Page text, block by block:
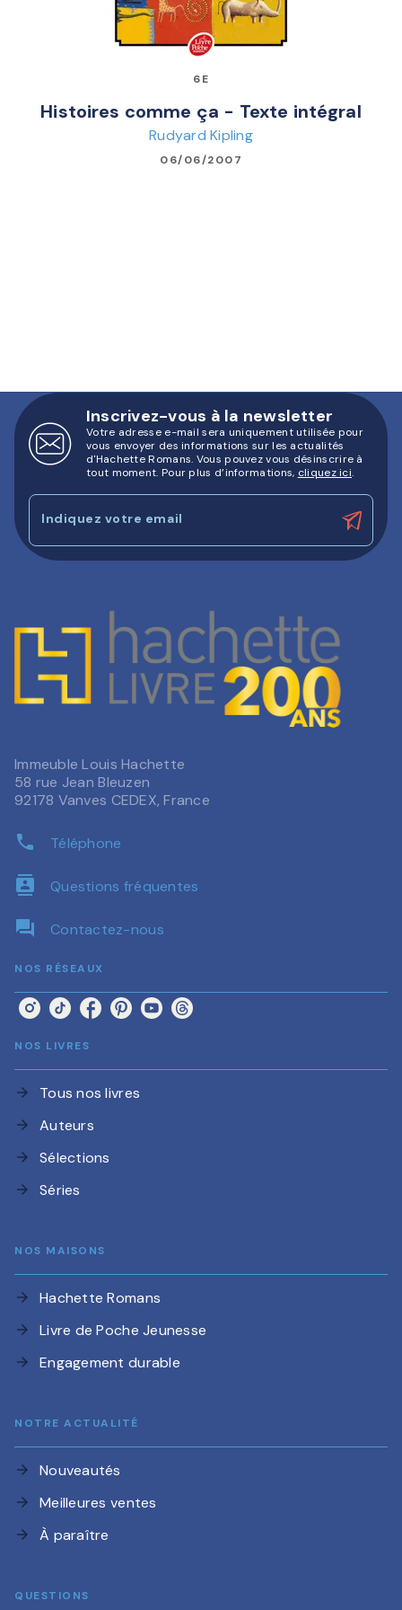
6E
Histoires comme ça - Texte intégral
Rudyard Kipling
06/06/2007
Inscrivez-vous à la newsletter
Votre adresse e-mail sera uniquement utilisée pour
vous envoyer des informations sur les actualités
d'Hachette Romans. Vous pouvez vous désinscrire à
tout moment. Pour plus d’informations, cliquez ici.
Indiquez votre email
Immeuble Louis Hachette
58 rue Jean Bleuzen
92178 Vanves CEDEX, France
phone Téléphone
contacts Questions fréquentes
question_answer Contactez-nous
NOS RÉSEAUX
NOS LIVRES
arrow_forward Tous nos livres
arrow_forward Auteurs
arrow_forward Sélections
arrow_forward Séries
NOS MAISONS
arrow_forward Hachette Romans
arrow_forward Livre de Poche Jeunesse
arrow_forward Engagement durable
NOTRE ACTUALITÉ
arrow_forward Nouveautés
arrow_forward Meilleures ventes
arrow_forward À paraître
QUESTIONS